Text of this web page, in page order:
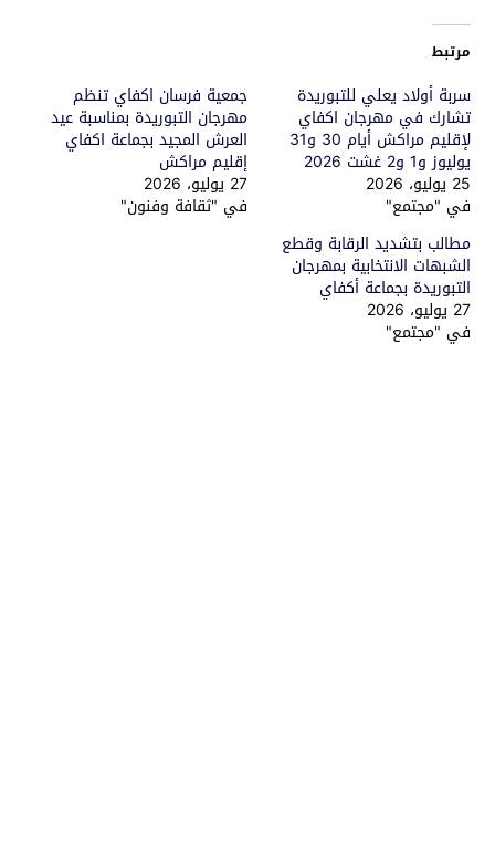
مرتبط
سربة أولاد يعلي للتبوريدة
تشارك في مهرجان اكفاي
لإقليم مراكش أيام 30 و31
يوليوز و1 و2 غشت 2026
25 يوليو، 2026
في "مجتمع"
جمعية فرسان اكفاي تنظم
مهرجان التبوريدة بمناسبة عيد
العرش المجيد بجماعة اكفاي
إقليم مراكش
27 يوليو، 2026
في "ثقافة وفنون"
مطالب بتشديد الرقابة وقطع
الشبهات الانتخابية بمهرجان
التبوريدة بجماعة أكفاي
27 يوليو، 2026
في "مجتمع"